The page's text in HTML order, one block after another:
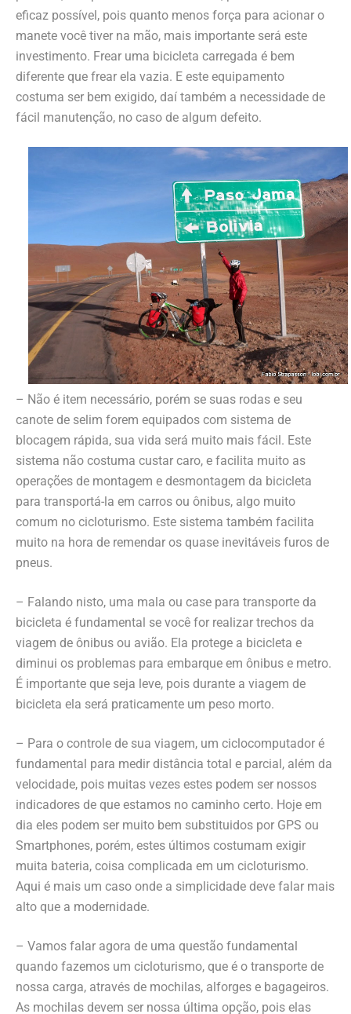
eficaz possível, pois quanto menos força para acionar o
manete você tiver na mão, mais importante será este
investimento. Frear uma bicicleta carregada é bem
diferente que frear ela vazia. E este equipamento
costuma ser bem exigido, daí também a necessidade de
fácil manutenção, no caso de algum defeito.
– Não é item necessário, porém se suas rodas e seu
canote de selim forem equipados com sistema de
blocagem rápida, sua vida será muito mais fácil. Este
sistema não costuma custar caro, e facilita muito as
operações de montagem e desmontagem da bicicleta
para transportá-la em carros ou ônibus, algo muito
comum no cicloturismo. Este sistema também facilita
muito na hora de remendar os quase inevitáveis furos de
pneus.
– Falando nisto, uma mala ou case para transporte da
bicicleta é fundamental se você for realizar trechos da
viagem de ônibus ou avião. Ela protege a bicicleta e
diminui os problemas para embarque em ônibus e metro.
É importante que seja leve, pois durante a viagem de
bicicleta ela será praticamente um peso morto.
– Para o controle de sua viagem, um ciclocomputador é
fundamental para medir distância total e parcial, além da
velocidade, pois muitas vezes estes podem ser nossos
indicadores de que estamos no caminho certo. Hoje em
dia eles podem ser muito bem substituidos por GPS ou
Smartphones, porém, estes últimos costumam exigir
muita bateria, coisa complicada em um cicloturismo.
Aqui é mais um caso onde a simplicidade deve falar mais
alto que a modernidade.
– Vamos falar agora de uma questão fundamental
quando fazemos um cicloturismo, que é o transporte de
nossa carga, através de mochilas, alforges e bagageiros.
As mochilas devem ser nossa última opção, pois elas